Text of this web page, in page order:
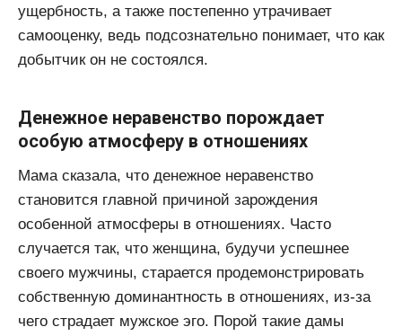
ущербность, а также постепенно утрачивает
самооценку, ведь подсознательно понимает, что как
добытчик он не состоялся.
Денежное неравенство порождает
особую атмосферу в отношениях
Мама сказала, что денежное неравенство
становится главной причиной зарождения
особенной атмосферы в отношениях. Часто
случается так, что женщина, будучи успешнее
своего мужчины, старается продемонстрировать
собственную доминантность в отношениях, из-за
чего страдает мужское эго. Порой такие дамы